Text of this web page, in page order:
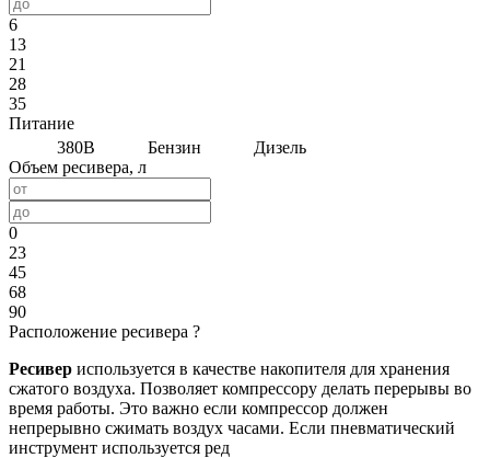
6
13
21
28
35
Питание
380В
Бензин
Дизель
Объем ресивера, л
0
23
45
68
90
Расположение ресивера ?
Ресивер используется в качестве накопителя для хранения
сжатого воздуха. Позволяет компрессору делать перерывы во
время работы. Это важно если компрессор должен
непрерывно сжимать воздух часами. Если пневматический
инструмент используется ред